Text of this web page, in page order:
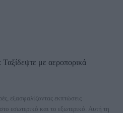
με αεροπορικά
εξασφαλίζοντας εκπτώσεις
και το εξωτερικό. Αυτή τη